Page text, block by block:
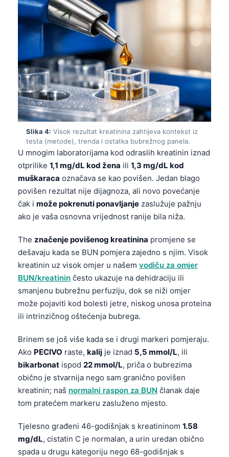
Slika 4: Visok rezultat kreatinina zahtijeva kontekst iz
testa (metode), trenda i ostatka bubrežnog panela.
U mnogim laboratorijama kod odraslih kreatinin iznad
otprilike 1,1 mg/dL kod žena ili 1,3 mg/dL kod
muškaraca označava se kao povišen. Jedan blago
povišen rezultat nije dijagnoza, ali novo povećanje
čak i može pokrenuti ponavljanje zaslužuje pažnju
ako je vaša osnovna vrijednost ranije bila niža.
The značenje povišenog kreatinina promjene se
dešavaju kada se BUN pomjera zajedno s njim. Visok
kreatinin uz visok omjer u našem vodiču za omjer
BUN/kreatinin često ukazuje na dehidraciju ili
smanjenu bubrežnu perfuziju, dok se niži omjer
može pojaviti kod bolesti jetre, niskog unosa proteina
ili intrinzičnog oštećenja bubrega.
Brinem se još više kada se i drugi markeri pomjeraju.
Ako PECIVO raste, kalij je iznad 5,5 mmol/L, ili
bikarbonat ispod 22 mmol/L, priča o bubrezima
obično je stvarnija nego sam granično povišen
kreatinin; naš normalni raspon za BUN članak daje
tom pratećem markeru zasluženo mjesto.
Tjelesno građeni 46-godišnjak s kreatininom 1.58
mg/dL, cistatin C je normalan, a urin uredan obično
spada u drugu kategoriju nego 68-godišnjak s